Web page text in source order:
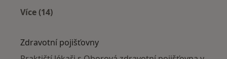
Více (14)
Zdravotní pojišťovny